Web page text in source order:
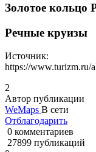
Золотое кольцо
Речные круизы
Источник:
https://www.turizm.ru/
2
Автор публикации
WeMaps В сети
Отблагодарить
0 комментариев
27899 публикаций